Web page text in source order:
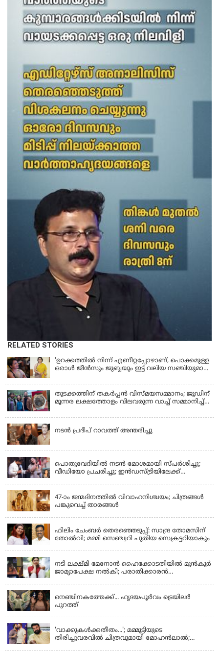
RELATED STORIES
'ഉറക്കത്തിൽ നിന്ന് എണീറ്റപ്പോഴാണ്, പൊക്കമുള്ള
ഒരാൾ ജീൻസും ജുബ്ബയും ഇട്ട് വലിയ സഞ്ചിയുമായി
മരിച്ചുപോയെന്ന് പറഞ്ഞു; ആത്മാക്കളെ കണ്ടിട്ടു
ഉണ്ടെന്ന് നടി ലെന
തുടക്കത്തിന് തകർപ്പൻ വിസ്മയസമ്മാനം; ജൂഡിന്
മൂന്നര ലക്ഷത്തോളം വിലവരുന്ന വാച്ച് സമ്മാനിച്ച്
നടൻ പ്രദീപ് റാവത്ത് അന്തരിച്ചു
പൊതുവേദിയില്‍ നടന്‍ മോശമായി സ്പര്‍ശിച്ചു;
വീഡിയോ പ്രചരിച്ചു; ഇന്‍ഡസ്ട്രിയിലേക്ക്
47-ാം ജന്മദിനത്തിൽ വിവാഹനിശ്ചയം; ചിത്രങ്ങള്‍
പങ്കുവെച്ച് താരങ്ങൾ
ഫിലിം ചേംബർ തെരഞ്ഞെടുപ്പ്: സാന്ദ്ര തോമസിന്
തോൽവി; മമ്മി സെഞ്ച്വറി പുതിയ സെക്രട്ടറിയാകും
നടി ലക്ഷ്മി മേനോൻ ഹൈക്കോടതിയിൽ മുൻ‌കൂർ
ജാമ്യാപേക്ഷ നൽകി; പരാതിക്കാരൻ
നെഞ്ചിനകത്തേക്ക്... ഹൃദയപൂര്‍വം ട്രെയിലര്‍
പുറത്ത്
'വാക്കുകള്‍ക്കതീതം...'; മമ്മൂട്ടിയുടെ
തിരിച്ചുവരവില്‍ ചിത്രവുമായി മോഹന്‍ലാല്‍;